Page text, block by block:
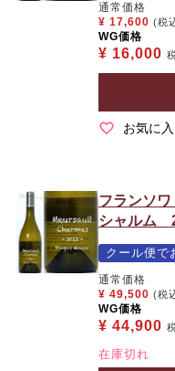
通常価格
¥ 17,600 (税
WG価格
¥ 16,000
お気に
フランソ
シャルム
クール便で
通常価格
¥ 49,500 (税
WG価格
¥ 44,900
在庫切れ